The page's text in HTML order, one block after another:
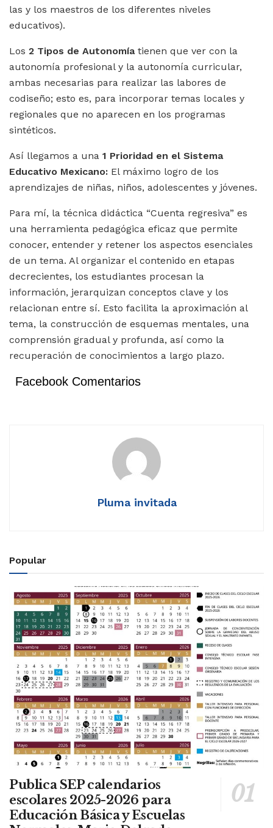
las y los maestros de los diferentes niveles
educativos).
Los 2 Tipos de Autonomíatienen que ver con la
autonomía profesional y la autonomía curricular,
ambas necesarias para realizar las labores de
codiseño; esto es, para incorporar temas locales y
regionales que no aparecen en los programas
sintéticos.
Así llegamos a una 1 Prioridad en el Sistema
Educativo Mexicano: El máximo logro de los
aprendizajes de niñas, niños, adolescentes y jóvenes.
Para mí, la técnica didáctica “Cuenta regresiva” es
una herramienta pedagógica eficaz que permite
conocer, entender y retener los aspectos esenciales
de un tema. Al organizar el contenido en etapas
decrecientes, los estudiantes procesan la
información, jerarquizan conceptos clave y los
relacionan entre sí. Esto facilita la aproximación al
tema, la construcción de esquemas mentales, una
comprensión gradual y profunda, así como la
recuperación de conocimientos a largo plazo.
Facebook Comentarios
Pluma invitada
Popular
Publica SEP calendarios
escolares 2025-2026 para
Educación Básica y Escuelas